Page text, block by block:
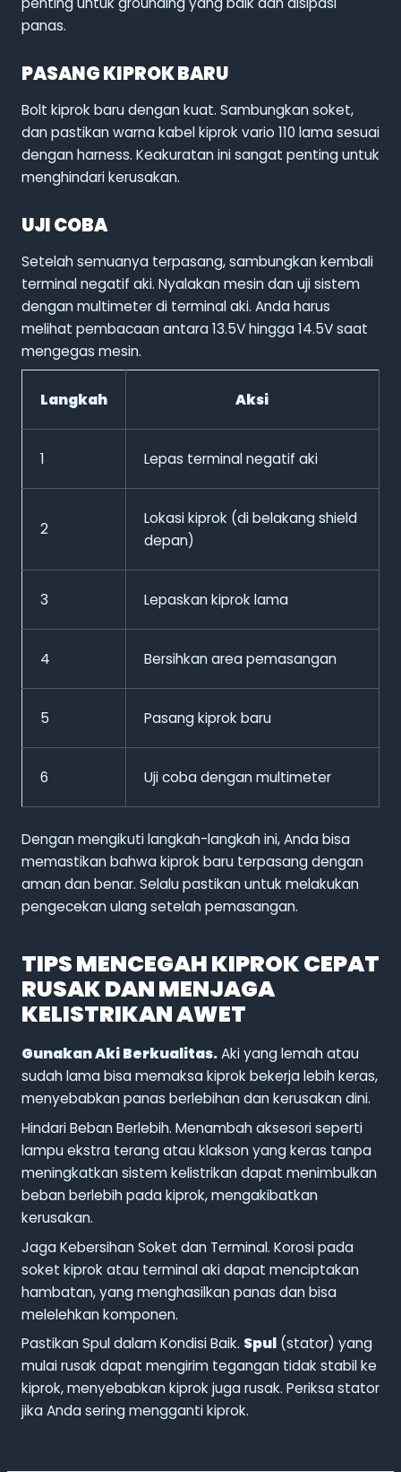
panas.
PASANG KIPROK BARU
Bolt kiprok baru dengan kuat. Sambungkan soket,
dan pastikan warna kabel kiprok vario 110 lama sesuai
dengan harness. Keakuratan ini sangat penting untuk
menghindari kerusakan.
UJI COBA
Setelah semuanya terpasang, sambungkan kembali
terminal negatif aki. Nyalakan mesin dan uji sistem
dengan multimeter di terminal aki. Anda harus
melihat pembacaan antara 13.5V hingga 14.5V saat
mengegas mesin.
Langkah Aksi
1 Lepas terminal negatif aki
2
Lokasi kiprok (di belakang shield
depan)
3 Lepaskan kiprok lama
4 Bersihkan area pemasangan
5 Pasang kiprok baru
6 Uji coba dengan multimeter
Dengan mengikuti langkah-langkah ini, Anda bisa
memastikan bahwa kiprok baru terpasang dengan
aman dan benar. Selalu pastikan untuk melakukan
pengecekan ulang setelah pemasangan.
TIPS MENCEGAH KIPROK CEPAT
RUSAK DAN MENJAGA
KELISTRIKAN AWET
Gunakan Aki Berkualitas.Aki yang lemah atau
sudah lama bisa memaksa kiprok bekerja lebih keras,
menyebabkan panas berlebihan dan kerusakan dini.
Hindari Beban Berlebih. Menambah aksesori seperti
lampu ekstra terang atau klakson yang keras tanpa
meningkatkan sistem kelistrikan dapat menimbulkan
beban berlebih pada kiprok, mengakibatkan
kerusakan.
Jaga Kebersihan Soket dan Terminal. Korosi pada
soket kiprok atau terminal aki dapat menciptakan
hambatan, yang menghasilkan panas dan bisa
melelehkan komponen.
Pastikan Spul dalam Kondisi Baik. Spul(stator) yang
mulai rusak dapat mengirim tegangan tidak stabil ke
kiprok, menyebabkan kiprok juga rusak. Periksa stator
jika Anda sering mengganti kiprok.